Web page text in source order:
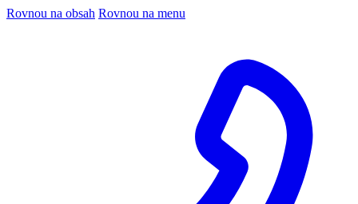
Rovnou na obsah Rovnou na menu